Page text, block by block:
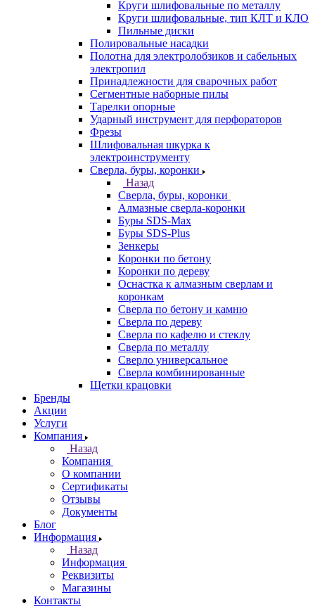
Круги шлифовальные по металлу
Круги шлифовальные, тип КЛТ и КЛО
Пильные диски
Полировальные насадки
Полотна для электролобзиков и сабельных
электропил
Принадлежности для сварочных работ
Сегментные наборные пилы
Тарелки опорные
Ударный инструмент для перфораторов
Фрезы
Шлифовальная шкурка к
электроинструменту
Сверла, буры, коронки
Назад
Сверла, буры, коронки
Алмазные сверла-коронки
Буры SDS-Max
Буры SDS-Plus
Зенкеры
Коронки по бетону
Коронки по дереву
Оснастка к алмазным сверлам и
коронкам
Сверла по бетону и камню
Сверла по дереву
Сверла по кафелю и стеклу
Сверла по металлу
Сверло универсальное
Сверла комбинированные
Щетки крацовки
Бренды
Акции
Услуги
Компания
Назад
Компания
О компании
Сертификаты
Отзывы
Документы
Блог
Информация
Назад
Информация
Реквизиты
Магазины
Контакты